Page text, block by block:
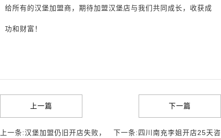
给所有的汉堡加盟商，期待加盟汉堡店与我们共同成长，收获成
功和财富！
上一篇
上一条:汉堡加盟仍旧开店失败，
下一篇
下一条:四川南充李姐开店25天咨